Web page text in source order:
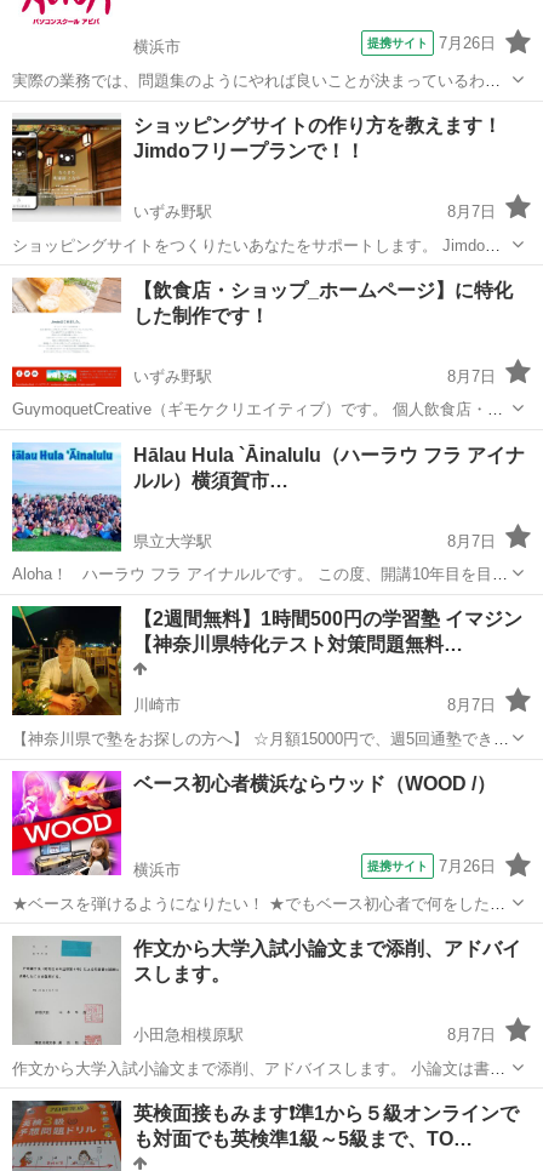
横浜市 提携サイト 7月26日
実際の業務では、問題集のようにやれば良いことが決まっているわけ
ではありません。 この講座では【よくある上司の指示】からスタート
します。意図を汲み取り、Excelを"使える"人になるための講座です。
■学習内容■ 業務に直...
エクセル
ショッピングサイトの作り方を教えます！
Jimdoフリープランで！！
いずみ野駅
8月7日
ショッピングサイトをつくりたいあなたをサポートします。 Jimdoフ
リープラン（無償）で ショピングサイトを運営してみませんか。 オリ
ジナル商品販売やコンテンツ制作販売を 手数料を抑えて収益を増やし
たあなたをサポ...
神奈川 横浜市 いずみ野駅 パソコン
【飲食店・ショップ_ホームページ】に特化
した制作です！
いずみ野駅
8月7日
GuymoquetCreative（ギモケクリエイティブ）です。 個人飲食店・食
品販売SHOPのオーナー様にJimdoでサイト運営をおすすしています。
専門知識がくてもブログ更新するようにサイトを運営するコトができ
ます。...
神奈川 横浜市 いずみ野駅 ロゴデザイン
Hālau Hula `Āinalulu（ハーラウ フラ アイナ
ルル）横須賀市…
県立大学駅
8月7日
Aloha！ ハーラウ フラ アイナルルです。 この度、開講10年目を目前
に迎える今年8月に、県立大学駅より徒歩5分の安浦町3丁目に教室を移
転し、リニューアルオープンいたしました。 現在3歳〜70代の約65名
の生徒さん...
神奈川 横須賀市 県立大学駅 フラダンス フラ
【2週間無料】1時間500円の学習塾 イマジン
【神奈川県特化テスト対策問題無料…
川崎市
8月7日
【神奈川県で塾をお探しの方へ】 ☆月額15000円で、週5回通塾できま
す！他では得られないお得なプランです。 ★毎日の勉強を継続するた
めの特別な手法がありますので、ぜひお試しください。 ☆9教科に
対...
神奈川 川崎市 塾 オンライン
ベース初心者横浜ならウッド（WOOD /）
横浜市 提携サイト 7月26日
★ベースを弾けるようになりたい！ ★でもベース初心者で何をしたら
いいかわからない ★弾きたい曲が難しくて弾けない・・・ ★基礎から
しっかり学びたい！ ★みんなと一緒に弾けるようになりたい！ etc...
など、ベースを始めて...
神奈川 横浜市 ベース
作文から大学入試小論文まで添削、アドバイ
スします。
小田急相模原駅
8月7日
作文から大学入試小論文まで添削、アドバイスします。 小論文は書き
言葉固有の語法があります。学校の授業ではその点を綿密には教えて
くれません。学校で習うことは起承転結です。それは、小説の構成で
あり論文の構成は三段論法です。それは...
神奈川 相模原市 小田急相模原駅 資格 小論文
英検面接もみます❗準1から５級オンラインで
も対面でも英検準1級～5級まで、TO…